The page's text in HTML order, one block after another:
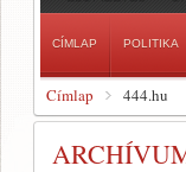
CÍMLAP POLITIKA
Címlap 444.hu